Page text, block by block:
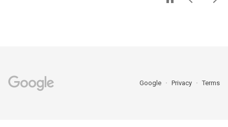
Google Privacy Terms